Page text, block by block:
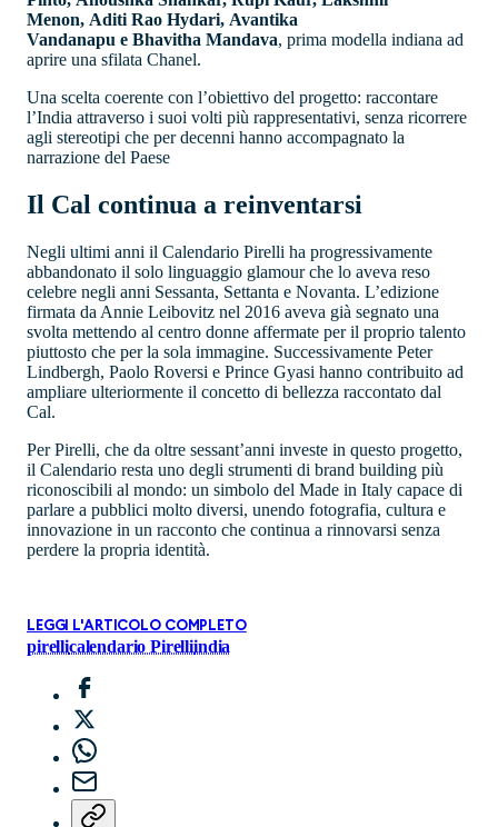
Menon, Aditi Rao Hydari, Avantika
Vandanapu e Bhavitha Mandava, prima modella indiana ad
aprire una sfilata Chanel.
Una scelta coerente con l’obiettivo del progetto: raccontare
l’India attraverso i suoi volti più rappresentativi, senza ricorrere
agli stereotipi che per decenni hanno accompagnato la
narrazione del Paese
Il Cal continua a reinventarsi
Negli ultimi anni il Calendario Pirelli ha progressivamente
abbandonato il solo linguaggio glamour che lo aveva reso
celebre negli anni Sessanta, Settanta e Novanta. L’edizione
firmata da Annie Leibovitz nel 2016 aveva già segnato una
svolta mettendo al centro donne affermate per il proprio talento
piuttosto che per la sola immagine. Successivamente Peter
Lindbergh, Paolo Roversi e Prince Gyasi hanno contribuito ad
ampliare ulteriormente il concetto di bellezza raccontato dal
Cal.
Per Pirelli, che da oltre sessant’anni investe in questo progetto,
il Calendario resta uno degli strumenti di brand building più
riconoscibili al mondo: un simbolo del Made in Italy capace di
parlare a pubblici molto diversi, unendo fotografia, cultura e
innovazione in un racconto che continua a rinnovarsi senza
perdere la propria identità.
LEGGI L'ARTICOLO COMPLETO
pirellicalendario Pirelliindia